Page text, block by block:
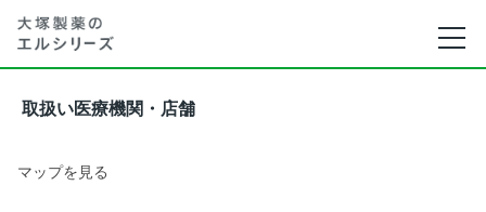
取扱い医療機関・店舗
マップを見る